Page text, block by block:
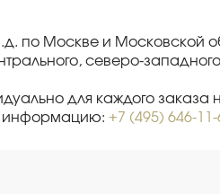
по Москве и Московской
северо-
для каждого заказа
информацию: +7 (495) 646-11-